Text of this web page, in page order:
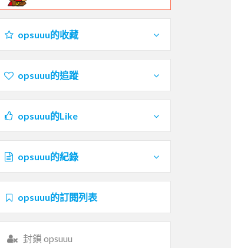
opsuuu的收藏
opsuuu的追蹤
opsuuu的Like
opsuuu的紀錄
opsuuu的訂閱列表
封鎖 opsuuu